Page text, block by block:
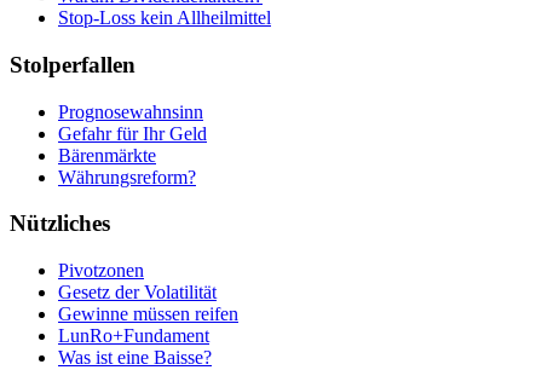
Stop-Loss kein Allheilmittel
Stolperfallen
Prognosewahnsinn
Gefahr für Ihr Geld
Bärenmärkte
Währungsreform?
Nützliches
Pivotzonen
Gesetz der Volatilität
Gewinne müssen reifen
LunRo+Fundament
Was ist eine Baisse?